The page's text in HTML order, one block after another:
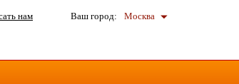
нам Ваш город: Москва